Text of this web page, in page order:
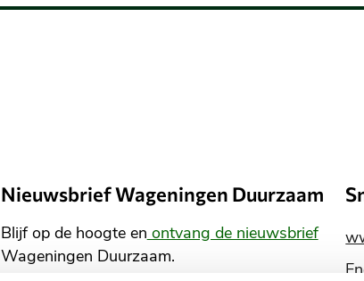
Nieuwsbrief Wageningen Duurzaam
Blijf op de hoogte en ontvang de nieuwsbrief
Wageningen Duurzaam.